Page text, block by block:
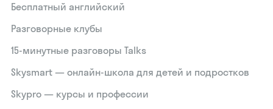
Бесплатный английский
Разговорные клубы
15‑минутные разговоры Talks
Skysmart — онлайн-школа для детей и подростков
Skypro — курсы и профессии